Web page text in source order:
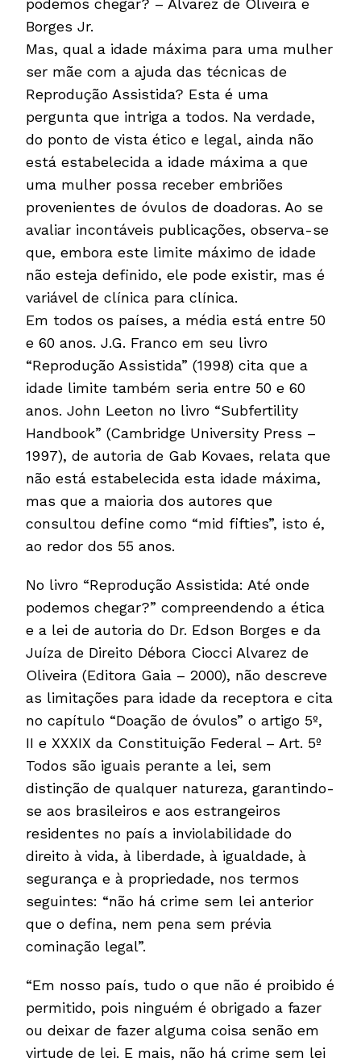
podemos chegar? – Alvarez de Oliveira e
Borges Jr.
Mas, qual a idade máxima para uma mulher
ser mãe com a ajuda das técnicas de
Reprodução Assistida? Esta é uma
pergunta que intriga a todos. Na verdade,
do ponto de vista ético e legal, ainda não
está estabelecida a idade máxima a que
uma mulher possa receber embriões
provenientes de óvulos de doadoras. Ao se
avaliar incontáveis publicações, observa-se
que, embora este limite máximo de idade
não esteja definido, ele pode existir, mas é
variável de clínica para clínica.
Em todos os países, a média está entre 50
e 60 anos. J.G. Franco em seu livro
“Reprodução Assistida” (1998) cita que a
idade limite também seria entre 50 e 60
anos. John Leeton no livro “Subfertility
Handbook” (Cambridge University Press –
1997), de autoria de Gab Kovaes, relata que
não está estabelecida esta idade máxima,
mas que a maioria dos autores que
consultou define como “mid fifties”, isto é,
ao redor dos 55 anos.
No livro “Reprodução Assistida: Até onde
podemos chegar?” compreendendo a ética
e a lei de autoria do Dr. Edson Borges e da
Juíza de Direito Débora Ciocci Alvarez de
Oliveira (Editora Gaia – 2000), não descreve
as limitações para idade da receptora e cita
no capítulo “Doação de óvulos” o artigo 5º,
II e XXXIX da Constituição Federal – Art. 5º
Todos são iguais perante a lei, sem
distinção de qualquer natureza, garantindo-
se aos brasileiros e aos estrangeiros
residentes no país a inviolabilidade do
direito à vida, à liberdade, à igualdade, à
segurança e à propriedade, nos termos
seguintes: “não há crime sem lei anterior
que o defina, nem pena sem prévia
cominação legal”.
“Em nosso país, tudo o que não é proibido é
permitido, pois ninguém é obrigado a fazer
ou deixar de fazer alguma coisa senão em
virtude de lei. E mais, não há crime sem lei